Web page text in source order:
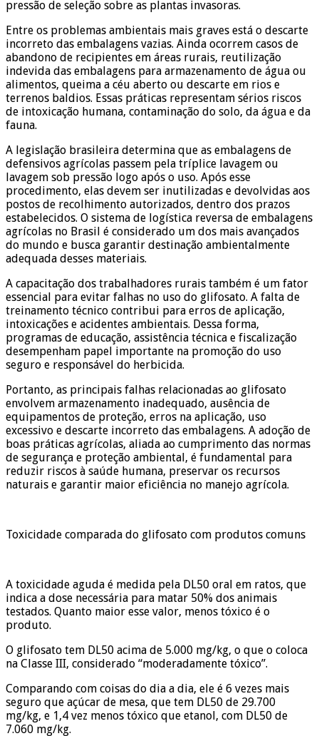
pressão de seleção sobre as plantas invasoras.
Entre os problemas ambientais mais graves está o descarte
incorreto das embalagens vazias. Ainda ocorrem casos de
abandono de recipientes em áreas rurais, reutilização
indevida das embalagens para armazenamento de água ou
alimentos, queima a céu aberto ou descarte em rios e
terrenos baldios. Essas práticas representam sérios riscos
de intoxicação humana, contaminação do solo, da água e da
fauna.
A legislação brasileira determina que as embalagens de
defensivos agrícolas passem pela tríplice lavagem ou
lavagem sob pressão logo após o uso. Após esse
procedimento, elas devem ser inutilizadas e devolvidas aos
postos de recolhimento autorizados, dentro dos prazos
estabelecidos. O sistema de logística reversa de embalagens
agrícolas no Brasil é considerado um dos mais avançados
do mundo e busca garantir destinação ambientalmente
adequada desses materiais.
A capacitação dos trabalhadores rurais também é um fator
essencial para evitar falhas no uso do glifosato. A falta de
treinamento técnico contribui para erros de aplicação,
intoxicações e acidentes ambientais. Dessa forma,
programas de educação, assistência técnica e fiscalização
desempenham papel importante na promoção do uso
seguro e responsável do herbicida.
Portanto, as principais falhas relacionadas ao glifosato
envolvem armazenamento inadequado, ausência de
equipamentos de proteção, erros na aplicação, uso
excessivo e descarte incorreto das embalagens. A adoção de
boas práticas agrícolas, aliada ao cumprimento das normas
de segurança e proteção ambiental, é fundamental para
reduzir riscos à saúde humana, preservar os recursos
naturais e garantir maior eficiência no manejo agrícola.
Toxicidade comparada do glifosato com produtos comuns
A toxicidade aguda é medida pela DL50 oral em ratos, que
indica a dose necessária para matar 50% dos animais
testados. Quanto maior esse valor, menos tóxico é o
produto.
O glifosato tem DL50 acima de 5.000 mg/kg, o que o coloca
na Classe III, considerado “moderadamente tóxico”.
Comparando com coisas do dia a dia, ele é 6 vezes mais
seguro que açúcar de mesa, que tem DL50 de 29.700
mg/kg, e 1,4 vez menos tóxico que etanol, com DL50 de
7.060 mg/kg.